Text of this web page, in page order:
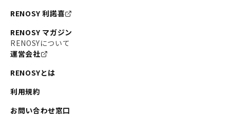
RENOSY 利諾喜
RENOSY マガジン
RENOSYについて
運営会社
RENOSYとは
利用規約
お問い合わせ窓口